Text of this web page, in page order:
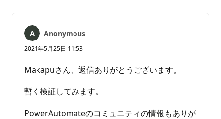
ま
んAnonymous
2021年5月25日 11:53
Makapuさん、返信ありがとうございます。
暫く検証してみます。
PowerAutomateのコミュニティの情報もありが